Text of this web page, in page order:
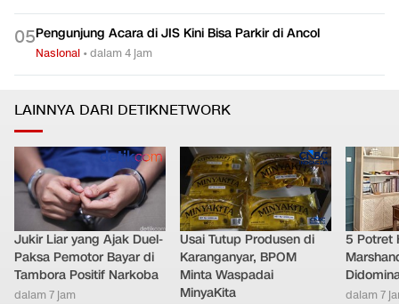
05Pengunjung Acara di JIS Kini Bisa Parkir di Ancol
Nasional •dalam 4 jam
LAINNYA DARI DETIKNETWORK
Jukir Liar yang Ajak Duel-
Paksa Pemotor Bayar di
Tambora Positif Narkoba
dalam 7 jam
Usai Tutup Produsen di
Karanganyar, BPOM
Minta Waspadai
MinyaKita
5 Potret
dalam 7